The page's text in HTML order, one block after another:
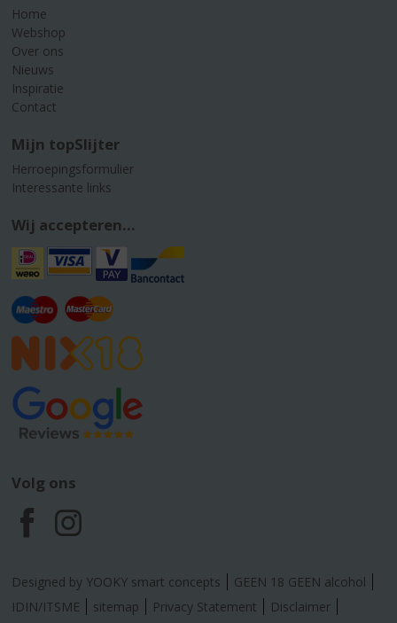
Home
Webshop
Over ons
Nieuws
Inspiratie
Contact
Mijn topSlijter
Herroepingsformulier
Interessante links
Wij accepteren...
Volg ons
F
a
c
I
n
s
Designed by YOOKY smart concepts
GEEN 18 GEEN alcohol
IDIN/ITSME
sitemap Privacy Statement
Disclaimer